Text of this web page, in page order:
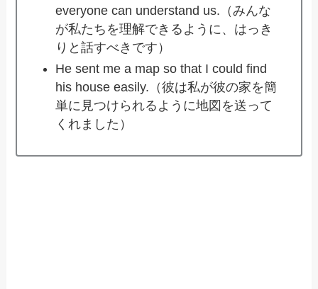
everyone can understand us.（みんな
が私たちを理解できるように、はっき
りと話すべきです）
He sent me a map so that I could find
his house easily.（彼は私が彼の家を簡
単に見つけられるように地図を送って
くれました）